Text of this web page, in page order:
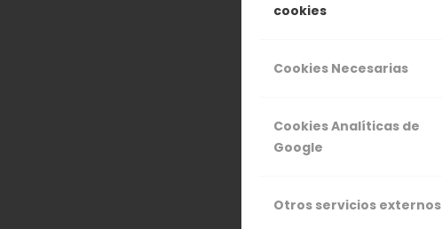
cookies
Cookies Necesarias
Cookies Analíticas de
Google
Otros servicios externos